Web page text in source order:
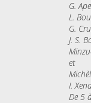
G.
L.
G.
J. S.
et
I.
De 5